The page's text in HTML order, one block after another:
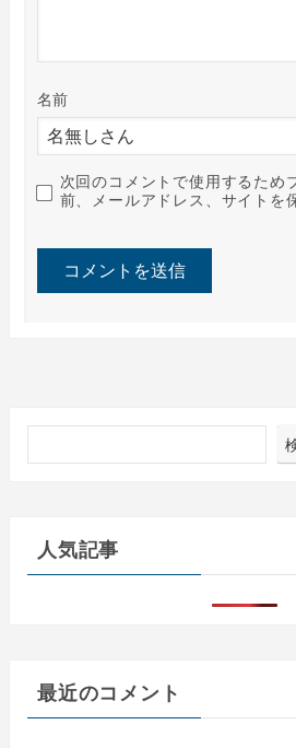
名前
次回のコメントで使用するため
前、メールアドレス、サイトを
人気記事
最近のコメント